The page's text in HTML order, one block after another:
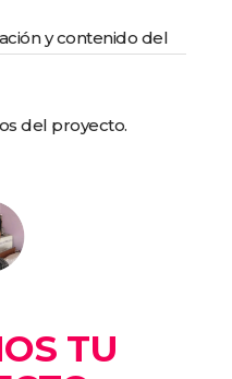
y contenido del
del proyecto.
TU